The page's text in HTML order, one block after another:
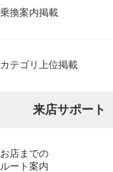
乗換案内掲載
カテゴリ上位掲載
来店サポート
お店までの
ルート案内